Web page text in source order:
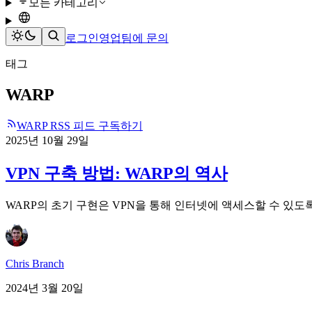
모든 카테고리
로그인영업팀에 문의
태그
WARP
WARP RSS 피드 구독하기
2025년 10월 29일
VPN 구축 방법: WARP의 역사
WARP의 초기 구현은 VPN을 통해 인터넷에 액세스할 수 있
Chris Branch
2024년 3월 20일